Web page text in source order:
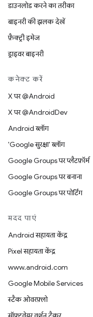
डाउनलोड करने का तरीका
बाइनरी की झलक देखें
फ़ैक्ट्री इमेज
ड्राइवर बाइनरी
कनेक्ट करें
X पर @Android
X पर @AndroidDev
Android ब्लॉग
'Google सुरक्षा' ब्लॉग
Google Groups पर प्लैटफ़ॉर्म
Google Groups पर बनाना
Google Groups पर पोर्टिंग
मदद पाएं
Android सहायता केंद्र
Pixel सहायता केंद्र
www.android.com
Google Mobile Services
स्टैक ओवरफ़्लो